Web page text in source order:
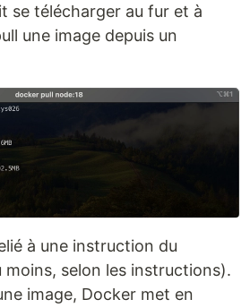
se télécharger au fur et à
une image depuis un
à une instruction du
selon les instructions).
image, Docker met en